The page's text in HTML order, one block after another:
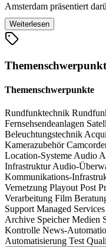
Amsterdam präsentiert
Technik in der
Vernetzungsmöglichkeiten
Weiterlesen
Themenschwerpunkte
Rundfunktechnik
Fernsehsendeanlagen
Beleuchtungstechnik
Kamerazubehör
Location-Systeme Audio
InfrastrukturAudio-
Kommunikations-
Vernetzung Playout Post
Verarbeitung Film
Support Managed Services
Archive SpeicherMedien
Kontrolle News-
Automatisierung Test